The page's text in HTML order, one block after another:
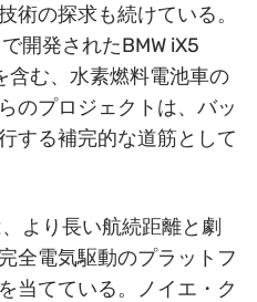
術の探求も続けている。
開発されたBMW iX5
む、水素燃料電池車の
のプロジェクトは、バッ
する補完的な道筋として
より長い航続距離と劇
全電気駆動のプラットフ
当てている。ノイエ・ク